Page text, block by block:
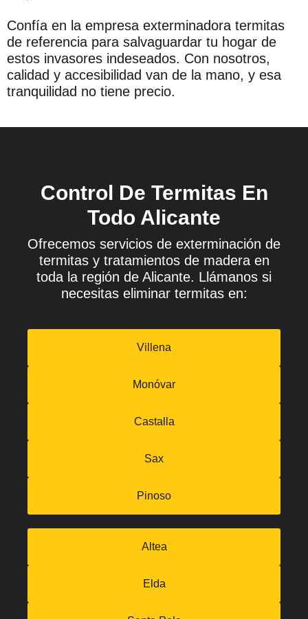
Confía en la empresa exterminadora termitas
de referencia para salvaguardar tu hogar de
estos invasores indeseados. Con nosotros,
calidad y accesibilidad van de la mano, y esa
tranquilidad no tiene precio.
Control De Termitas En
Todo Alicante
Ofrecemos servicios de exterminación de
termitas y tratamientos de madera en
toda la región de Alicante. Llámanos si
necesitas eliminar termitas en:
Villena
Monóvar
Castalla
Sax
Pinoso
Altea
Elda